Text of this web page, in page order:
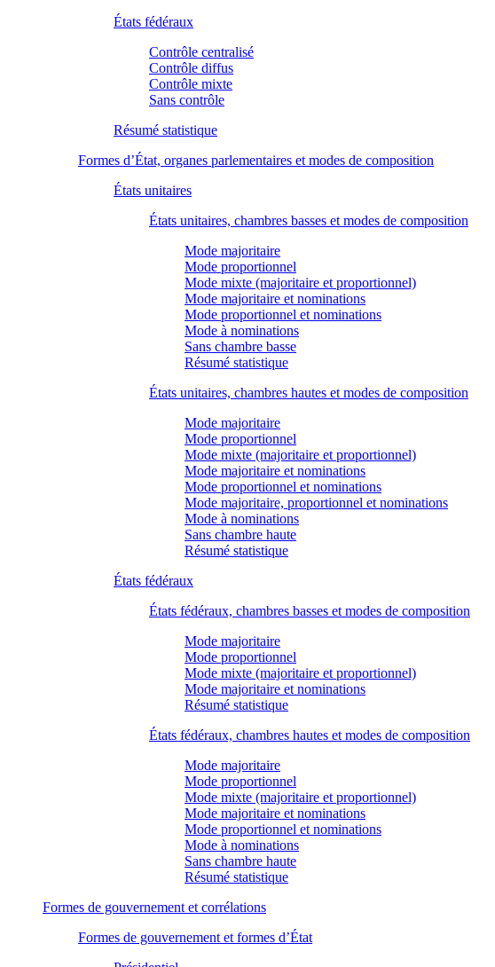
États fédéraux
Contrôle centralisé
Contrôle diffus
Contrôle mixte
Sans contrôle
Résumé statistique
Formes d’État, organes parlementaires et modes de composition
États unitaires
États unitaires, chambres basses et modes de composition
Mode majoritaire
Mode proportionnel
Mode mixte (majoritaire et proportionnel)
Mode majoritaire et nominations
Mode proportionnel et nominations
Mode à nominations
Sans chambre basse
Résumé statistique
États unitaires, chambres hautes et modes de composition
Mode majoritaire
Mode proportionnel
Mode mixte (majoritaire et proportionnel)
Mode majoritaire et nominations
Mode proportionnel et nominations
Mode majoritaire, proportionnel et nominations
Mode à nominations
Sans chambre haute
Résumé statistique
États fédéraux
États fédéraux, chambres basses et modes de composition
Mode majoritaire
Mode proportionnel
Mode mixte (majoritaire et proportionnel)
Mode majoritaire et nominations
Résumé statistique
États fédéraux, chambres hautes et modes de composition
Mode majoritaire
Mode proportionnel
Mode mixte (majoritaire et proportionnel)
Mode majoritaire et nominations
Mode proportionnel et nominations
Mode à nominations
Sans chambre haute
Résumé statistique
Formes de gouvernement et corrélations
Formes de gouvernement et formes d’État